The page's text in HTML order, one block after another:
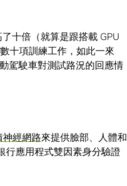
十倍（就算是跟搭載 GPU
十項訓練工作，如此一來
駕駛車對測試路況的回應情
神經網路來提供臉部、人體和
行應用程式雙因素身分驗證